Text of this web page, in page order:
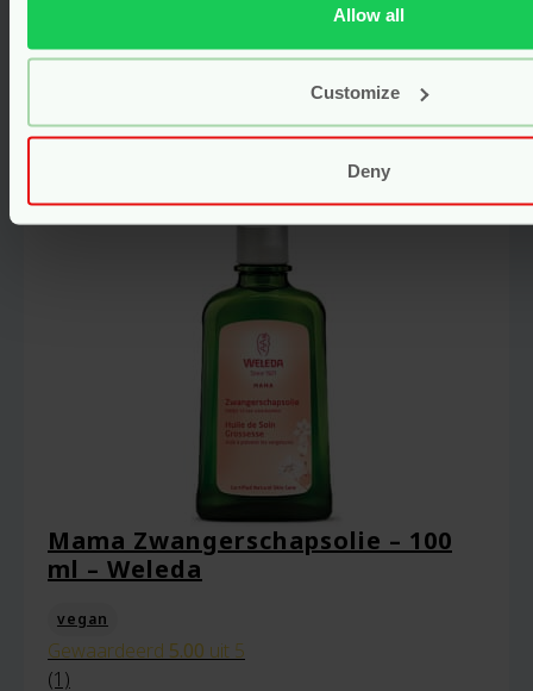
Allow all
Customize
Deny
browser voor de volgende keer wanneer ik
een reactie plaats.
Mama Zwangerschapsolie – 100
ml – Weleda
vegan
Gewaardeerd 5.00 uit 5
(1)